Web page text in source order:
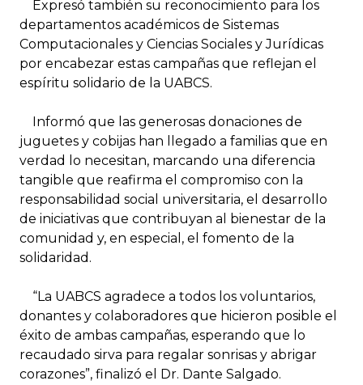
Expresó también su reconocimiento para los
departamentos académicos de Sistemas
Computacionales y Ciencias Sociales y Jurídicas
por encabezar estas campañas que reflejan el
espíritu solidario de la UABCS.
Informó que las generosas donaciones de
juguetes y cobijas han llegado a familias que en
verdad lo necesitan, marcando una diferencia
tangible que reafirma el compromiso con la
responsabilidad social universitaria, el desarrollo
de iniciativas que contribuyan al bienestar de la
comunidad y, en especial, el fomento de la
solidaridad.
“La UABCS agradece a todos los voluntarios,
donantes y colaboradores que hicieron posible el
éxito de ambas campañas, esperando que lo
recaudado sirva para regalar sonrisas y abrigar
corazones”, finalizó el Dr. Dante Salgado.